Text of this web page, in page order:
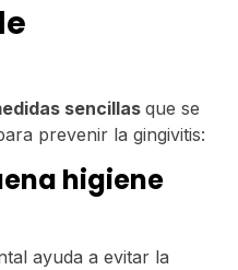
sencillasque se
prevenir la gingivitis:
higiene
ayuda a evitar la